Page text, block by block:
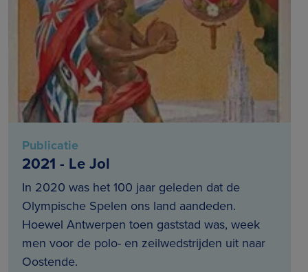
Publicatie
2021 - Le Jol
In 2020 was het 100 jaar geleden dat de
Olympische Spelen ons land aandeden.
Hoewel Antwerpen toen gaststad was, week
men voor de polo- en zeilwedstrijden uit naar
Oostende.